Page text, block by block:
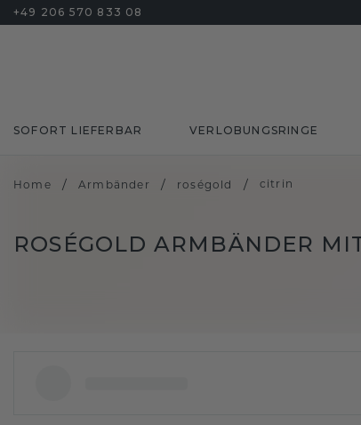
+49 206 570 833 08
SOFORT LIEFERBAR VERLOBUNGSRINGE
Home / Armbänder / roségold / citrin
ROSÉGOLD ARMBÄNDER